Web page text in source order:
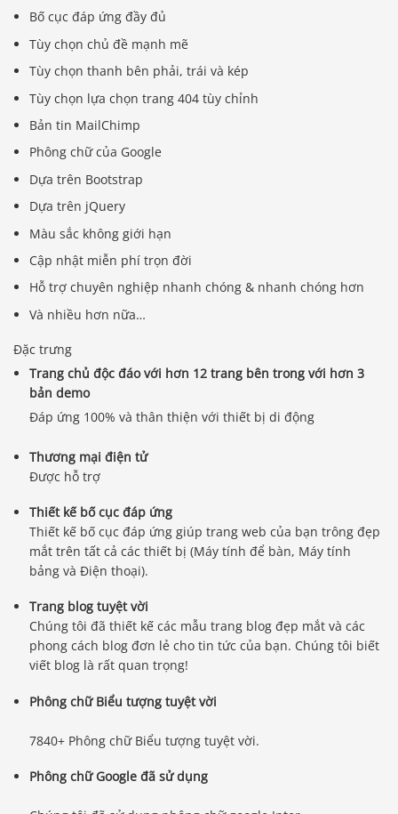
Bố cục đáp ứng đầy đủ
Tùy chọn chủ đề mạnh mẽ
Tùy chọn thanh bên phải, trái và kép
Tùy chọn lựa chọn trang 404 tùy chỉnh
Bản tin MailChimp
Phông chữ của Google
Dựa trên Bootstrap
Dựa trên jQuery
Màu sắc không giới hạn
Cập nhật miễn phí trọn đời
Hỗ trợ chuyên nghiệp nhanh chóng & nhanh chóng hơn
Và nhiều hơn nữa…
Đặc trưng
Trang chủ độc đáo với hơn 12 trang bên trong với hơn 3
bản demo
Đáp ứng 100% và thân thiện với thiết bị di động
Thương mại điện tử
Được hỗ trợ
Thiết kế bố cục đáp ứng
Thiết kế bố cục đáp ứng giúp trang web của bạn trông đẹp
mắt trên tất cả các thiết bị (Máy tính để bàn, Máy tính
bảng và Điện thoại).
Trang blog tuyệt vời
Chúng tôi đã thiết kế các mẫu trang blog đẹp mắt và các
phong cách blog đơn lẻ cho tin tức của bạn. Chúng tôi biết
viết blog là rất quan trọng!
Phông chữ Biểu tượng tuyệt vời
7840+ Phông chữ Biểu tượng tuyệt vời.
Phông chữ Google đã sử dụng